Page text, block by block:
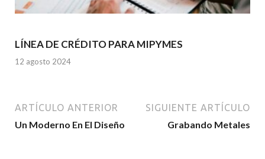
LÍNEA DE CRÉDITO PARA MIPYMES
12 agosto 2024
ARTÍCULO ANTERIOR
Un Moderno En El Diseño
SIGUIENTE ARTÍCULO
Grabando Metales